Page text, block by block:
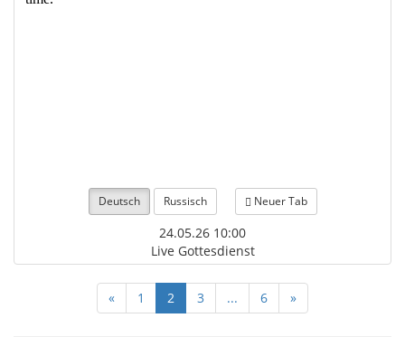
Deutsch Russisch Neuer Tab
24.05.26 10:00
Live Gottesdienst
« 1 2 3 ... 6 »